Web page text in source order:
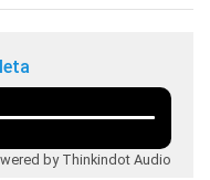
by Thinkindot Audio